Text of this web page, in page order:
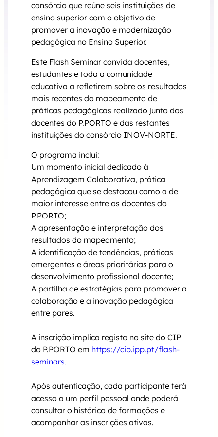
consórcio que reúne seis instituições de
ensino superior com o objetivo de
promover a inovação e modernização
pedagógica no Ensino Superior.
Este Flash Seminar convida docentes,
estudantes e toda a comunidade
educativa a refletirem sobre os resultados
mais recentes do mapeamento de
práticas pedagógicas realizado junto dos
docentes do P.PORTO e das restantes
instituições do consórcio INOV-NORTE.
O programa inclui:
Um momento inicial dedicado à
Aprendizagem Colaborativa, prática
pedagógica que se destacou como a de
maior interesse entre os docentes do
P.PORTO;
A apresentação e interpretação dos
resultados do mapeamento;
A identificação de tendências, práticas
emergentes e áreas prioritárias para o
desenvolvimento profissional docente;
A partilha de estratégias para promover a
colaboração e a inovação pedagógica
entre pares.
A inscrição implica registo no site do CIP
do P.PORTO em https://cip.ipp.pt/flash-
seminars.
Após autenticação, cada participante terá
acesso a um perfil pessoal onde poderá
consultar o histórico de formações e
acompanhar as inscrições ativas.